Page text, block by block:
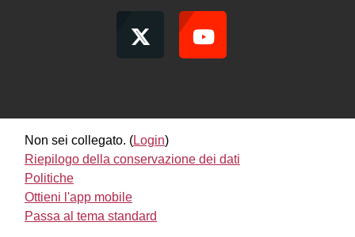
Non sei collegato. (Login)
Riepilogo della conservazione dei dati
Politiche
Ottieni l'app mobile
Passa al tema standard